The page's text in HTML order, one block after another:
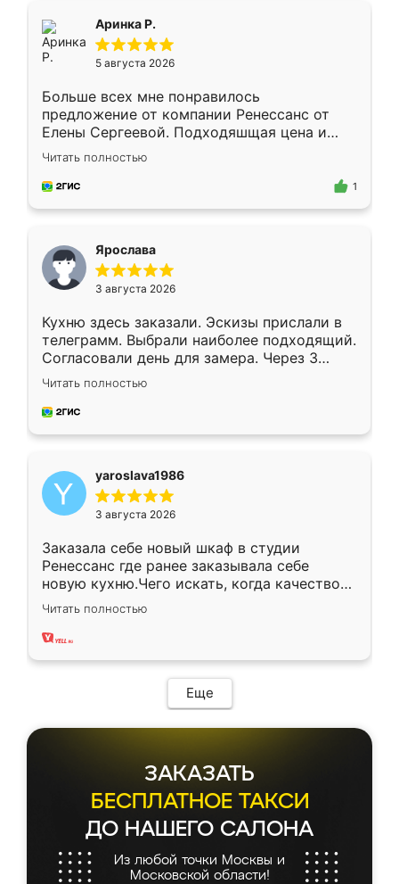
Аринка Р.
5 августа 2026
Больше всех мне понравилось
предложение от компании Ренессанс от
Елены Сергеевой. Подходяшщая цена и
короткие сроки изготовления. Приехавший
для замера сотрудник Владислав
предложил по моему эскизу самый
Читать полностью
1
Ярослава
3 августа 2026
Кухню здесь заказали. Эскизы прислали в
телеграмм. Выбрали наиболее подходящий.
Согласовали день для замера. Через 3
недели кухня была уже готова. Остались
довольны работой. Спасибо Ренессанс
мебель за качественную работу!
Читать полностью
yaroslava1986
3 августа 2026
Заказала себе новый шкаф в студии
Ренессанс где ранее заказывала себе
новую кухню.Чего искать, когда качеством
вполне довольна. Служит кухня уже почти
два года, нареканий нет.
Читать полностью
Еще
ЗАКАЗАТЬ
БЕСПЛАТНОЕ ТАКСИ
ДО НАШЕГО САЛОНА
Из любой точки Москвы и
Московской области!